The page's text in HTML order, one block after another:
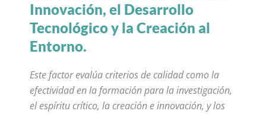
Innovación, el Desarrollo
Tecnológico y la Creación al
Entorno.
Este factor evalúa criterios de calidad como la
efectividad en la formación para la investigación,
el espíritu crítico, la creación e innovación, y los